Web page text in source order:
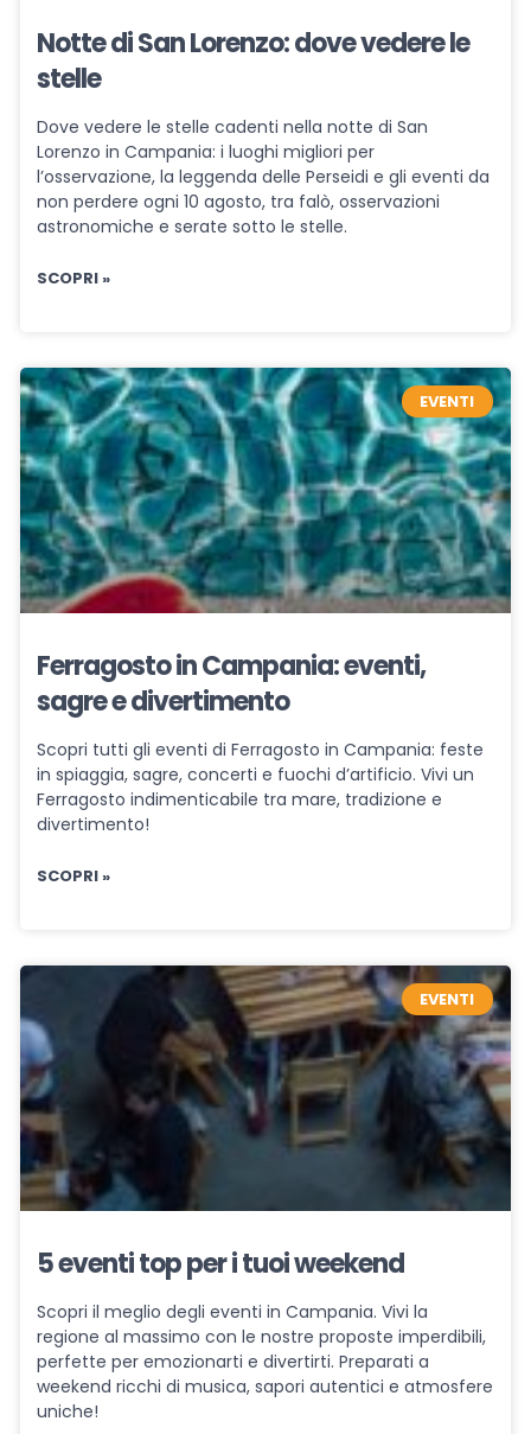
Notte di San Lorenzo: dove vedere le
stelle
Dove vedere le stelle cadenti nella notte di San
Lorenzo in Campania: i luoghi migliori per
l’osservazione, la leggenda delle Perseidi e gli eventi da
non perdere ogni 10 agosto, tra falò, osservazioni
astronomiche e serate sotto le stelle.
SCOPRI »
EVENTI
Ferragosto in Campania: eventi,
sagre e divertimento
Scopri tutti gli eventi di Ferragosto in Campania: feste
in spiaggia, sagre, concerti e fuochi d’artificio. Vivi un
Ferragosto indimenticabile tra mare, tradizione e
divertimento!
SCOPRI »
EVENTI
5 eventi top per i tuoi weekend
Scopri il meglio degli eventi in Campania. Vivi la
regione al massimo con le nostre proposte imperdibili,
perfette per emozionarti e divertirti. Preparati a
weekend ricchi di musica, sapori autentici e atmosfere
uniche!